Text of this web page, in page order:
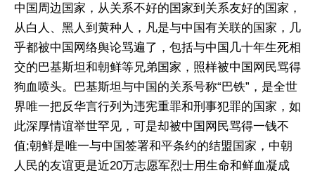
中国周边国家，从关系不好的国家到关系友好的国家，
从白人、黑人到黄种人，凡是与中国有关联的国家，几
乎都被中国网络舆论骂遍了，包括与中国几十年生死相
交的巴基斯坦和朝鲜等兄弟国家，照样被中国网民骂得
狗血喷头。巴基斯坦与中国的关系号称“巴铁”，是全世
界唯一把反华言行列为违宪重罪和刑事犯罪的国家，如
此深厚情谊举世罕见，可是却被中国网民骂得一钱不
值;朝鲜是唯一与中国签署和平条约的结盟国家，中朝
人民的友谊更是近20万志愿军烈士用生命和鲜血凝成